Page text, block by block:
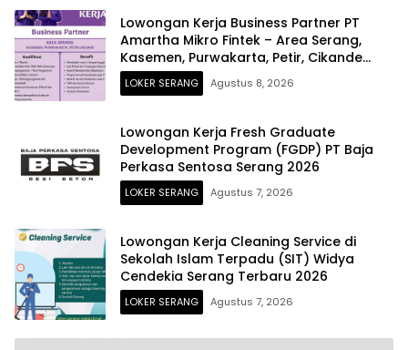
Lowongan Kerja Business Partner PT
Amartha Mikro Fintek – Area Serang,
Kasemen, Purwakarta, Petir, Cikande
Terbaru 2026
LOKER SERANG Agustus 8, 2026
Lowongan Kerja Fresh Graduate
Development Program (FGDP) PT Baja
Perkasa Sentosa Serang 2026
LOKER SERANG Agustus 7, 2026
Lowongan Kerja Cleaning Service di
Sekolah Islam Terpadu (SIT) Widya
Cendekia Serang Terbaru 2026
LOKER SERANG Agustus 7, 2026